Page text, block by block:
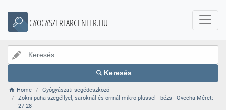
GYOGYSZERTARCENTER.HU
Keresés
Home
Gyógyászati segédeszközö
Zokni puha szegéllyel, saroknál és orrnál mikro plüssel - bézs - Ovecha Méret:
27-28